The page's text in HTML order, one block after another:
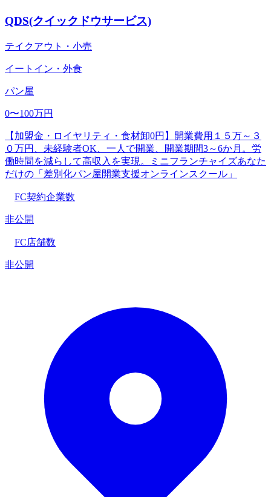
QDS(クイックドウサービス)
テイクアウト・小売
イートイン・外食
パン屋
0〜100万円
【加盟金・ロイヤリティ・食材卸0円】開業費用１５万～３
０万円、未経験者OK、一人で開業、開業期間3～6か月。労
働時間を減らして高収入を実現。ミニフランチャイズあなた
だけの「差別化パン屋開業支援オンラインスクール」
FC契約企業数
非公開
FC店舗数
非公開